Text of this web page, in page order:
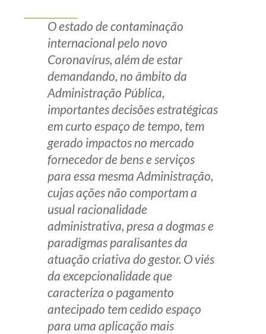
Produtos e serviços
Zênite Fácil IA
Zênite Play
Orientação por Escrito
Mentoria Zênite
Capacitação
Zênite Online
Eventos presenciais
Zênite in Company
Diferenciais
Receba por RSS
O estado de contaminação
internacional pelo novo
Coronavírus, além de estar
demandando, no âmbito da
Administração Pública,
importantes decisões estratégicas
em curto espaço de tempo, tem
gerado impactos no mercado
fornecedor de bens e serviços
para essa mesma Administração,
cujas ações não comportam a
usual racionalidade
administrativa, presa a dogmas e
paradigmas paralisantes da
atuação criativa do gestor. O viés
da excepcionalidade que
caracteriza o pagamento
antecipado tem cedido espaço
para uma aplicação mais